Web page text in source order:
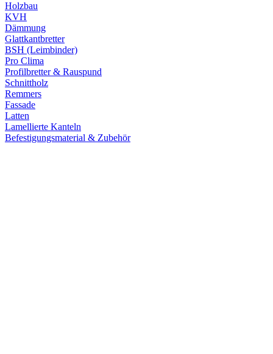
Holzbau
KVH
Dämmung
Glattkantbretter
BSH (Leimbinder)
Pro Clima
Profilbretter & Rauspund
Schnittholz
Remmers
Fassade
Latten
Lamellierte Kanteln
Befestigungsmaterial & Zubehör